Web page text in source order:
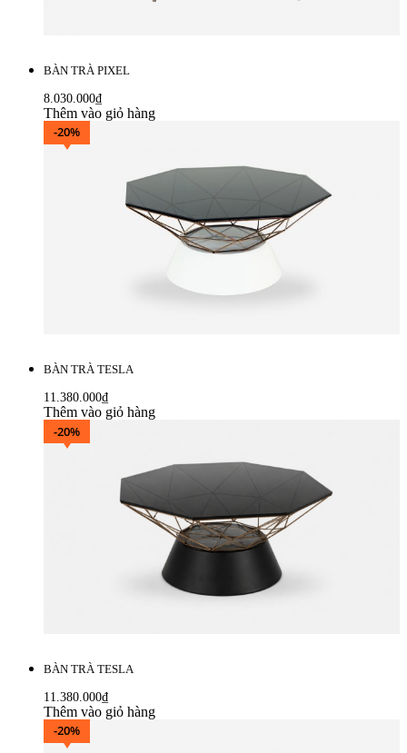
BÀN TRÀ PIXEL
8.030.000₫
Thêm vào giỏ hàng
-20%
BÀN TRÀ TESLA
11.380.000₫
Thêm vào giỏ hàng
-20%
BÀN TRÀ TESLA
11.380.000₫
Thêm vào giỏ hàng
-20%